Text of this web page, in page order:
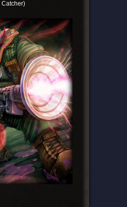
Catcher)